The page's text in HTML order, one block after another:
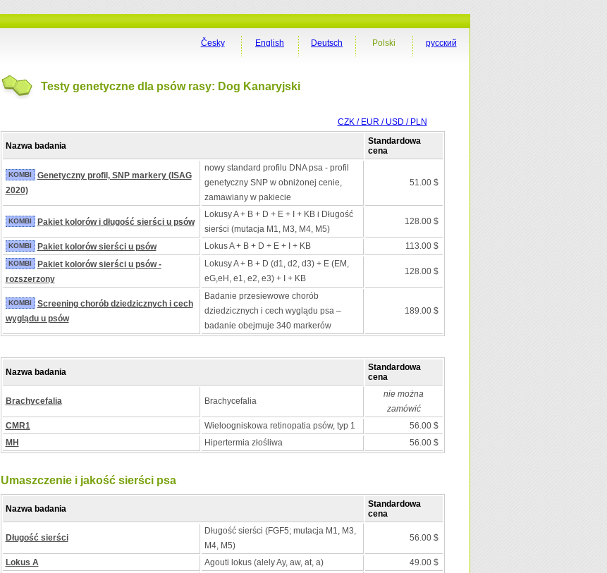
русский
Polski
Deutsch
English
Česky
Testy genetyczne dla psów rasy: Dog Kanaryjski
CZK / EUR / USD / PLN
Nazwa badania
Standardowa
cena
KOMBI
Genetyczny profil, SNP markery (ISAG
2020)
nowy standard profilu DNA psa - profil
genetyczny SNP w obniżonej cenie,
zamawiany w pakiecie
51.00 $
KOMBI Pakiet kolorów i długość sierści u psów
Lokusy A + B + D + E + I + KB i Długość
sierści (mutacja M1, M3, M4, M5)
128.00 $
KOMBI Pakiet kolorów sierści u psów Lokus A + B + D + E + I + KB 113.00 $
KOMBI
Pakiet kolorów sierści u psów -
rozszerzony
Lokusy A + B + D (d1, d2, d3) + E (EM,
eG,eH, e1, e2, e3) + I + KB
128.00 $
KOMBI
Screening chorób dziedzicznych i cech
wyglądu u psów
Badanie przesiewowe chorób
dziedzicznych i cech wyglądu psa –
badanie obejmuje 340 markerów
189.00 $
Nazwa badania
Standardowa
cena
Brachycefalia Brachycefalia
nie można
zamówić
CMR1
Wieloogniskowa retinopatia psów, typ 1
56.00 $
MH
Hipertermia złośliwa 56.00 $
Umaszczenie i jakość sierści psa
Nazwa badania
Standardowa
cena
Długość sierści
Długość sierści (FGF5; mutacja M1, M3,
M4, M5)
56.00 $
Lokus A Agouti lokus (alely Ay, aw, at, a)
49.00 $